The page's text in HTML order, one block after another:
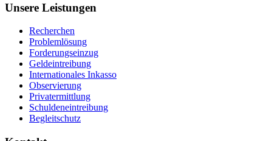
Unsere Leistungen
Recherchen
Problemlösung
Forderungseinzug
Geldeintreibung
Internationales Inkasso
Observierung
Privatermittlung
Schuldeneintreibung
Begleitschutz